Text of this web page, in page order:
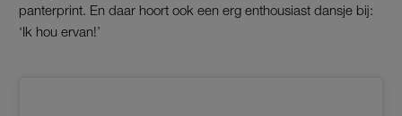
panterprint. En daar hoort ook een erg enthousiast dansje bij:
‘Ik hou ervan!’